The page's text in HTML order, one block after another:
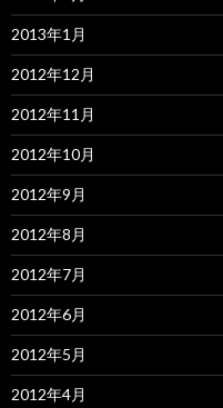
2013年1月
2012年12月
2012年11月
2012年10月
2012年9月
2012年8月
2012年7月
2012年6月
2012年5月
2012年4月